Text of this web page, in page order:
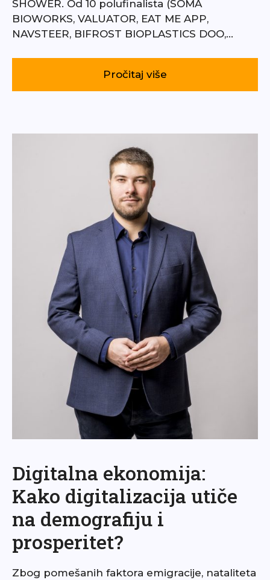
SHOWER. Od 10 polufinalista (SOMA
BIOWORKS, VALUATOR, EAT ME APP,
NAVSTEER, BIFROST BIOPLASTICS DOO,…
Pročitaj više
Digitalna ekonomija:
Kako digitalizacija utiče
na demografiju i
prosperitet?
Zbog pomešanih faktora emigracije, nataliteta